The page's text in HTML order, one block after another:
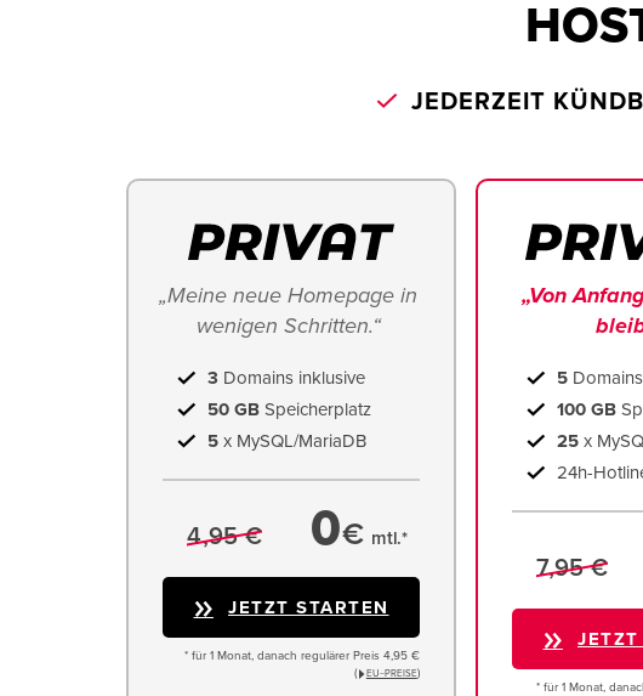
JEDERZEIT
„Meine neue Homepage in
wenigen Schritten.“
3 Domains inklusive
50 GB Speicherplatz
5 x MySQL/MariaDB
4,95 € 0€ mtl.*
JETZT STARTEN
* für 1 Monat, danach regulärer Preis 4,95 €
(
EU−PREISE)
„Von
5
100 GB
25 x
24h-
7,95 €
JETZT
* für 1 Monat,